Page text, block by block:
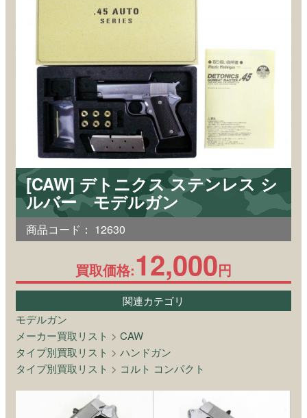
[CAW] デトニクス ステンレス シ
ルバー モデルガン
商品コード： 12630
買取価格:12,000円
関連カテゴリ
モデルガン
メーカー買取リスト > CAW
タイプ別買取リスト > ハンドガン
タイプ別買取リスト > コルト コンパクト